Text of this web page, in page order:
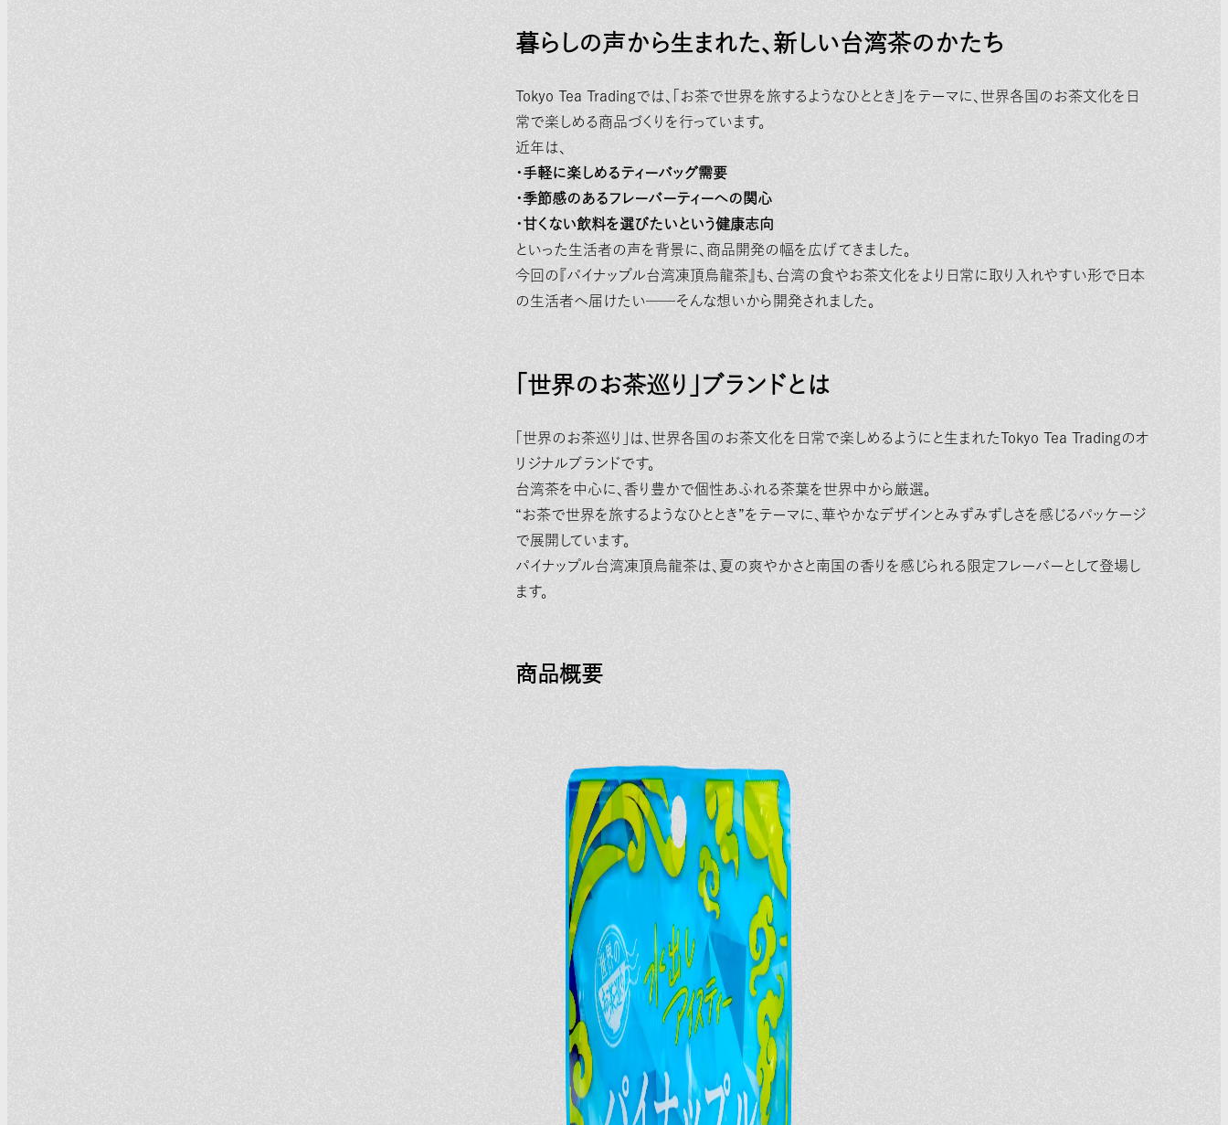
暮らしの声から生まれた、新しい台湾茶のかたち
Tokyo Tea Tradingでは、「お茶で世界を旅するようなひととき」をテーマに、世界各国のお茶文化を日
常で楽しめる商品づくりを行っています。
近年は、
・手軽に楽しめるティーバッグ需要
・季節感のあるフレーバーティーへの関心
・甘くない飲料を選びたいという健康志向
といった生活者の声を背景に、商品開発の幅を広げてきました。
今回の『パイナップル台湾凍頂烏龍茶』も、台湾の食やお茶文化をより日常に取り入れやすい形で日本
の生活者へ届けたい──そんな想いから開発されました。
「世界のお茶巡り」ブランドとは
「世界のお茶巡り」は、世界各国のお茶文化を日常で楽しめるようにと生まれたTokyo Tea Tradingのオ
リジナルブランドです。
台湾茶を中心に、香り豊かで個性あふれる茶葉を世界中から厳選。
“お茶で世界を旅するようなひととき”をテーマに、華やかなデザインとみずみずしさを感じるパッケージ
で展開しています。
パイナップル台湾凍頂烏龍茶は、夏の爽やかさと南国の香りを感じられる限定フレーバーとして登場し
ます。
商品概要